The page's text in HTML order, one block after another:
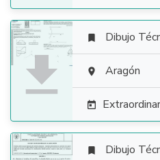

 Dibujo
 Aragón

 Dibujo